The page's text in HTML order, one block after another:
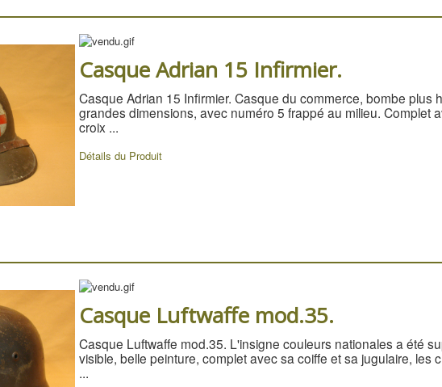
Casque Adrian 15 Infirmier.
Casque Adrian 15 Infirmier. Casque du commerce, bombe plus
grandes dimensions, avec numéro 5 frappé au milieu. Complet
croix ...
Détails du Produit
Casque Luftwaffe mod.35.
Casque Luftwaffe mod.35. L'insigne couleurs nationales a été
visible, belle peinture, complet avec sa coiffe et sa jugulaire, les
...